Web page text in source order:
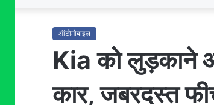
ऑटोमोबाइल
Kia को
कार, जबरदस्त